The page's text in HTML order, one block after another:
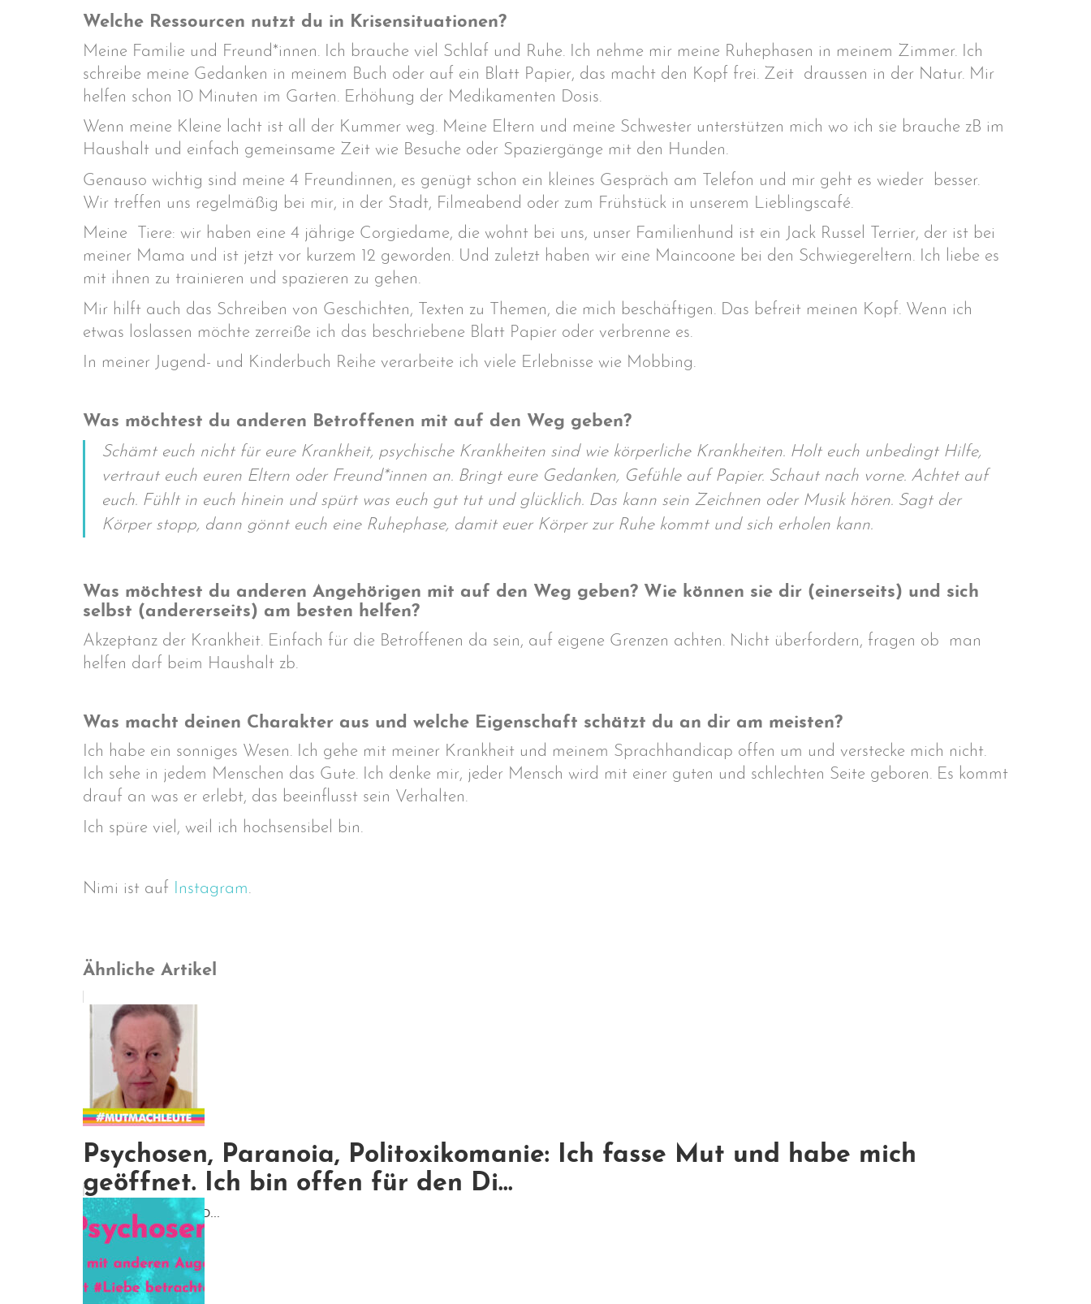
Welche Ressourcen nutzt du in Krisensituationen?
Meine Familie und Freund*innen. Ich brauche viel Schlaf und Ruhe. Ich nehme mir meine Ruhephasen in meinem Zimmer. Ich
schreibe meine Gedanken in meinem Buch oder auf ein Blatt Papier, das macht den Kopf frei. Zeit draussen in der Natur. Mir
helfen schon 10 Minuten im Garten. Erhöhung der Medikamenten Dosis.
Wenn meine Kleine lacht ist all der Kummer weg. Meine Eltern und meine Schwester unterstützen mich wo ich sie brauche zB im
Haushalt und einfach gemeinsame Zeit wie Besuche oder Spaziergänge mit den Hunden.
Genauso wichtig sind meine 4 Freundinnen, es genügt schon ein kleines Gespräch am Telefon und mir geht es wieder besser.
Wir treffen uns regelmäßig bei mir, in der Stadt, Filmeabend oder zum Frühstück in unserem Lieblingscafé.
Meine Tiere: wir haben eine 4 jährige Corgiedame, die wohnt bei uns, unser Familienhund ist ein Jack Russel Terrier, der ist bei
meiner Mama und ist jetzt vor kurzem 12 geworden. Und zuletzt haben wir eine Maincoone bei den Schwiegereltern. Ich liebe es
mit ihnen zu trainieren und spazieren zu gehen.
Mir hilft auch das Schreiben von Geschichten, Texten zu Themen, die mich beschäftigen. Das befreit meinen Kopf. Wenn ich
etwas loslassen möchte zerreiße ich das beschriebene Blatt Papier oder verbrenne es.
In meiner Jugend- und Kinderbuch Reihe verarbeite ich viele Erlebnisse wie Mobbing.
Was möchtest du anderen Betroffenen mit auf den Weg geben?
Schämt euch nicht für eure Krankheit, psychische Krankheiten sind wie körperliche Krankheiten. Holt euch unbedingt Hilfe,
vertraut euch euren Eltern oder Freund*innen an. Bringt eure Gedanken, Gefühle auf Papier. Schaut nach vorne. Achtet auf
euch. Fühlt in euch hinein und spürt was euch gut tut und glücklich. Das kann sein Zeichnen oder Musik hören. Sagt der
Körper stopp, dann gönnt euch eine Ruhephase, damit euer Körper zur Ruhe kommt und sich erholen kann.
Was möchtest du anderen Angehörigen mit auf den Weg geben? Wie können sie dir (einerseits) und sich
selbst (andererseits) am besten helfen?
Akzeptanz der Krankheit. Einfach für die Betroffenen da sein, auf eigene Grenzen achten. Nicht überfordern, fragen ob man
helfen darf beim Haushalt zb.
Was macht deinen Charakter aus und welche Eigenschaft schätzt du an dir am meisten?
Ich habe ein sonniges Wesen. Ich gehe mit meiner Krankheit und meinem Sprachhandicap offen um und verstecke mich nicht.
Ich sehe in jedem Menschen das Gute. Ich denke mir, jeder Mensch wird mit einer guten und schlechten Seite geboren. Es kommt
drauf an was er erlebt, das beeinflusst sein Verhalten.
Ich spüre viel, weil ich hochsensibel bin.
Nimi ist auf Instagram.
Ähnliche Artikel
Psychosen, Paranoia, Politoxikomanie: Ich fasse Mut und habe mich
geöffnet. Ich bin offen für den Di...
Ich bin für den offenen D...